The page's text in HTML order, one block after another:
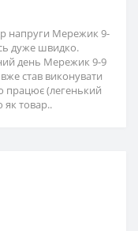
напруги Мережик 9-
дуже швидко.
день Мережик 9-9
став виконувати
працює (легенький
товар..